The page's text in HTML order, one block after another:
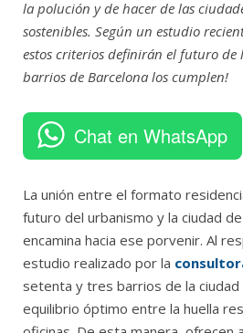
la polución y de hacer de las
sostenibles. Según un estudio
estos criterios definirán el futuro de
barrios de Barcelona los cumplen!
Chat en WhatsApp
La unión entre el formato
futuro del urbanismo y la ciudad
encamina hacia ese porvenir. Al
estudio realizado por la
setenta y tres barrios de la ciudad
equilibrio óptimo entre la huella